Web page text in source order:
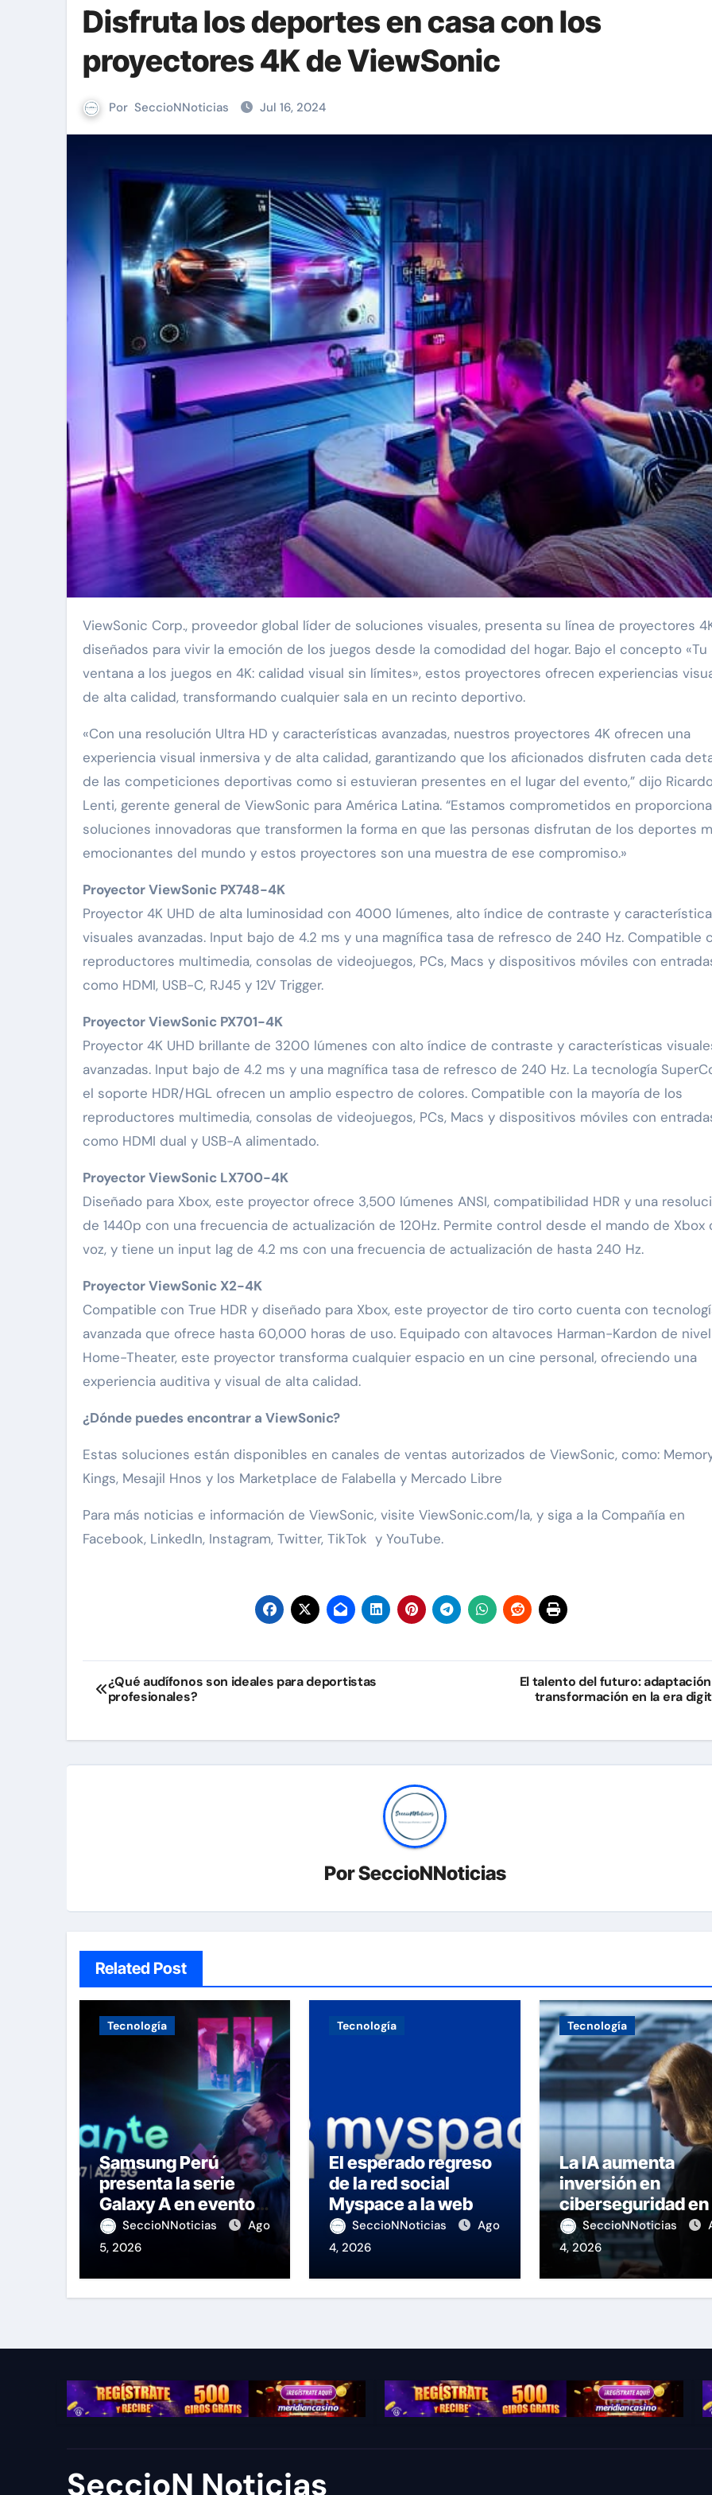
Disfruta los deportes en casa con los
proyectores 4K de ViewSonic
Por SeccioNNoticias Jul 16, 2024
ViewSonic Corp., proveedor global líder de soluciones visuales, presenta su línea de proyectores 4K
diseñados para vivir la emoción de los juegos desde la comodidad del hogar. Bajo el concepto «Tu
ventana a los juegos en 4K: calidad visual sin límites», estos proyectores ofrecen experiencias
de alta calidad, transformando cualquier sala en un recinto deportivo.
«Con una resolución Ultra HD y características avanzadas, nuestros proyectores 4K ofrecen una
experiencia visual inmersiva y de alta calidad, garantizando que los aficionados disfruten cada
de las competiciones deportivas como si estuvieran presentes en el lugar del evento,” dijo
Lenti, gerente general de ViewSonic para América Latina. “Estamos comprometidos en
soluciones innovadoras que transformen la forma en que las personas disfrutan de los deportes
emocionantes del mundo y estos proyectores son una muestra de ese compromiso.»
Proyector ViewSonic PX748-4K
Proyector 4K UHD de alta luminosidad con 4000 lúmenes, alto índice de contraste y
visuales avanzadas. Input bajo de 4.2 ms y una magnífica tasa de refresco de 240 Hz. Compatible
reproductores multimedia, consolas de videojuegos, PCs, Macs y dispositivos móviles con
como HDMI, USB-C, RJ45 y 12V Trigger.
Proyector ViewSonic PX701-4K
Proyector 4K UHD brillante de 3200 lúmenes con alto índice de contraste y características
avanzadas. Input bajo de 4.2 ms y una magnífica tasa de refresco de 240 Hz. La tecnología
el soporte HDR/HGL ofrecen un amplio espectro de colores. Compatible con la mayoría de los
reproductores multimedia, consolas de videojuegos, PCs, Macs y dispositivos móviles con
como HDMI dual y USB-A alimentado.
Proyector ViewSonic LX700-4K
Diseñado para Xbox, este proyector ofrece 3,500 lúmenes ANSI, compatibilidad HDR y una
de 1440p con una frecuencia de actualización de 120Hz. Permite control desde el mando de Xbox
voz, y tiene un input lag de 4.2 ms con una frecuencia de actualización de hasta 240 Hz.
Proyector ViewSonic X2-4K
Compatible con True HDR y diseñado para Xbox, este proyector de tiro corto cuenta con
avanzada que ofrece hasta 60,000 horas de uso. Equipado con altavoces Harman-Kardon de nivel
Home-Theater, este proyector transforma cualquier espacio en un cine personal, ofreciendo una
experiencia auditiva y visual de alta calidad.
¿Dónde puedes encontrar a ViewSonic?
Estas soluciones están disponibles en canales de ventas autorizados de ViewSonic, como:
Kings, Mesajil Hnos y los Marketplace de Falabella y Mercado Libre
Para más noticias e información de ViewSonic, visite ViewSonic.com/la, y siga a la Compañía en
Facebook, LinkedIn, Instagram, Twitter, TikTok y YouTube.
Navegación
de
entradas
¿Qué audífonos son ideales para deportistas
profesionales?
El talento del futuro:
transformación en la era
PorSeccioNNoticias
Related Post
Tecnología
Samsung Perú
presenta la serie
Galaxy A en evento
de K-Pop
SeccioNNoticias
Ago
5, 2026
Tecnología
El esperado regreso
de la red social
Myspace a la web
SeccioNNoticias
Ago
4, 2026
Tecnología
La IA aumenta
inversión en
ciberseguridad en
región
SeccioNNoticias
4, 2026
SeccioN Noticias